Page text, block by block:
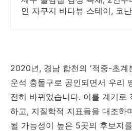
인 자쿠지 바다뷰 스테이, 코
2020년, 경남 합천의 '적중-초계
운석 충돌구로 공인되면서 우리
전히 바뀌었습니다. 이를 계기로
하고, 지질학적 지표들을 대조하
될 가능성이 높은 5곳의 후보지